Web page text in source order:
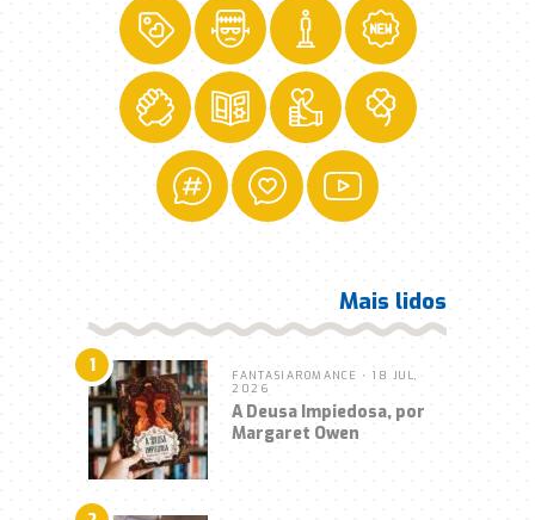
Mais lidos
1 FANTASIA ROMANCE • 18 JUL,
2026
A Deusa Impiedosa, por
Margaret Owen